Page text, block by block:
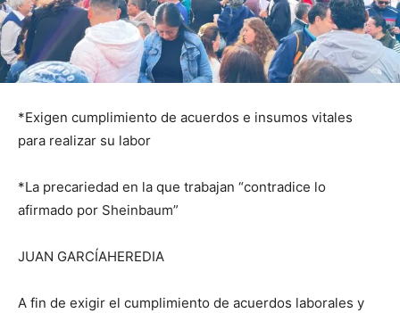
*Exigen cumplimiento de acuerdos e insumos vitales
para realizar su labor
*La precariedad en la que trabajan “contradice lo
afirmado por Sheinbaum”
JUAN GARCÍAHEREDIA
A fin de exigir el cumplimiento de acuerdos laborales y